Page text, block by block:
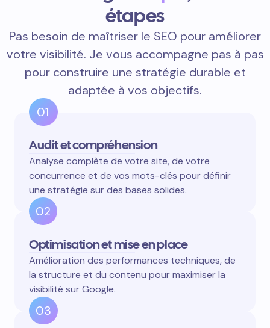
étapes
Pas besoin de maîtriser le SEO pour améliorer
votre visibilité. Je vous accompagne pas à pas
pour construire une stratégie durable et
adaptée à vos objectifs.
01
Audit et compréhension
Analyse complète de votre site, de votre
concurrence et de vos mots-clés pour définir
une stratégie sur des bases solides.
02
Optimisation et mise en place
Amélioration des performances techniques, de
la structure et du contenu pour maximiser la
visibilité sur Google.
03